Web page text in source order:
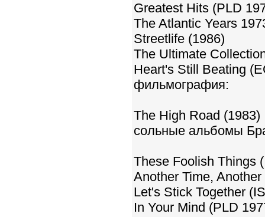
Greatest Hits (PLD
The Atlantic Years
Streetlife (1986)
The Ultimate
Heart's Still Beating
фильмография:
The High Road (1983)
сольные альбомы
These Foolish Things
Another Time,
Let's Stick Together
In Your Mind (PLD